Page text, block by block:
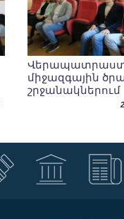
միջազգային
շրջանակներում